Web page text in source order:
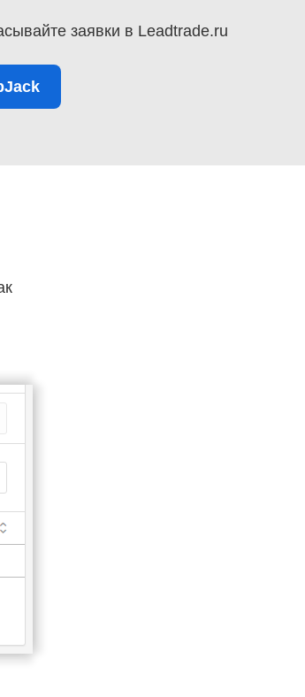
заявки в Leadtrade.ru